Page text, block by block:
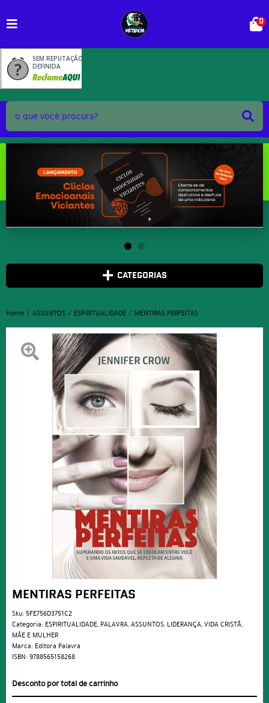
SEM REPUTAÇÃO
DEFINIDA
0
CATEGORIAS
Home ASSUNTOS ESPIRITUALIDADE MENTIRAS PERFEITAS
MENTIRAS PERFEITAS
Sku: 5FE756D3751C2
Categoria: ESPIRITUALIDADE, PALAVRA,ASSUNTOS, LIDERANÇA,VIDA CRISTÃ,
MÃE E MULHER
Marca: Editora Palavra
ISBN: 9788565158268
Desconto por total de carrinho